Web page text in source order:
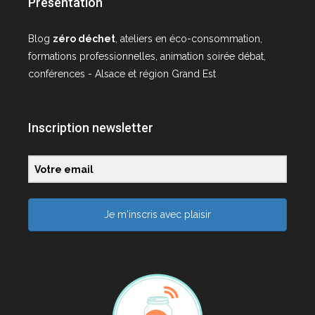
Blog zéro déchet, ateliers en éco-consommation,
formations professionnelles, animation soirée débat,
conférences - Alsace et région Grand Est
Inscription newsletter
Je m'inscris avec plaisir